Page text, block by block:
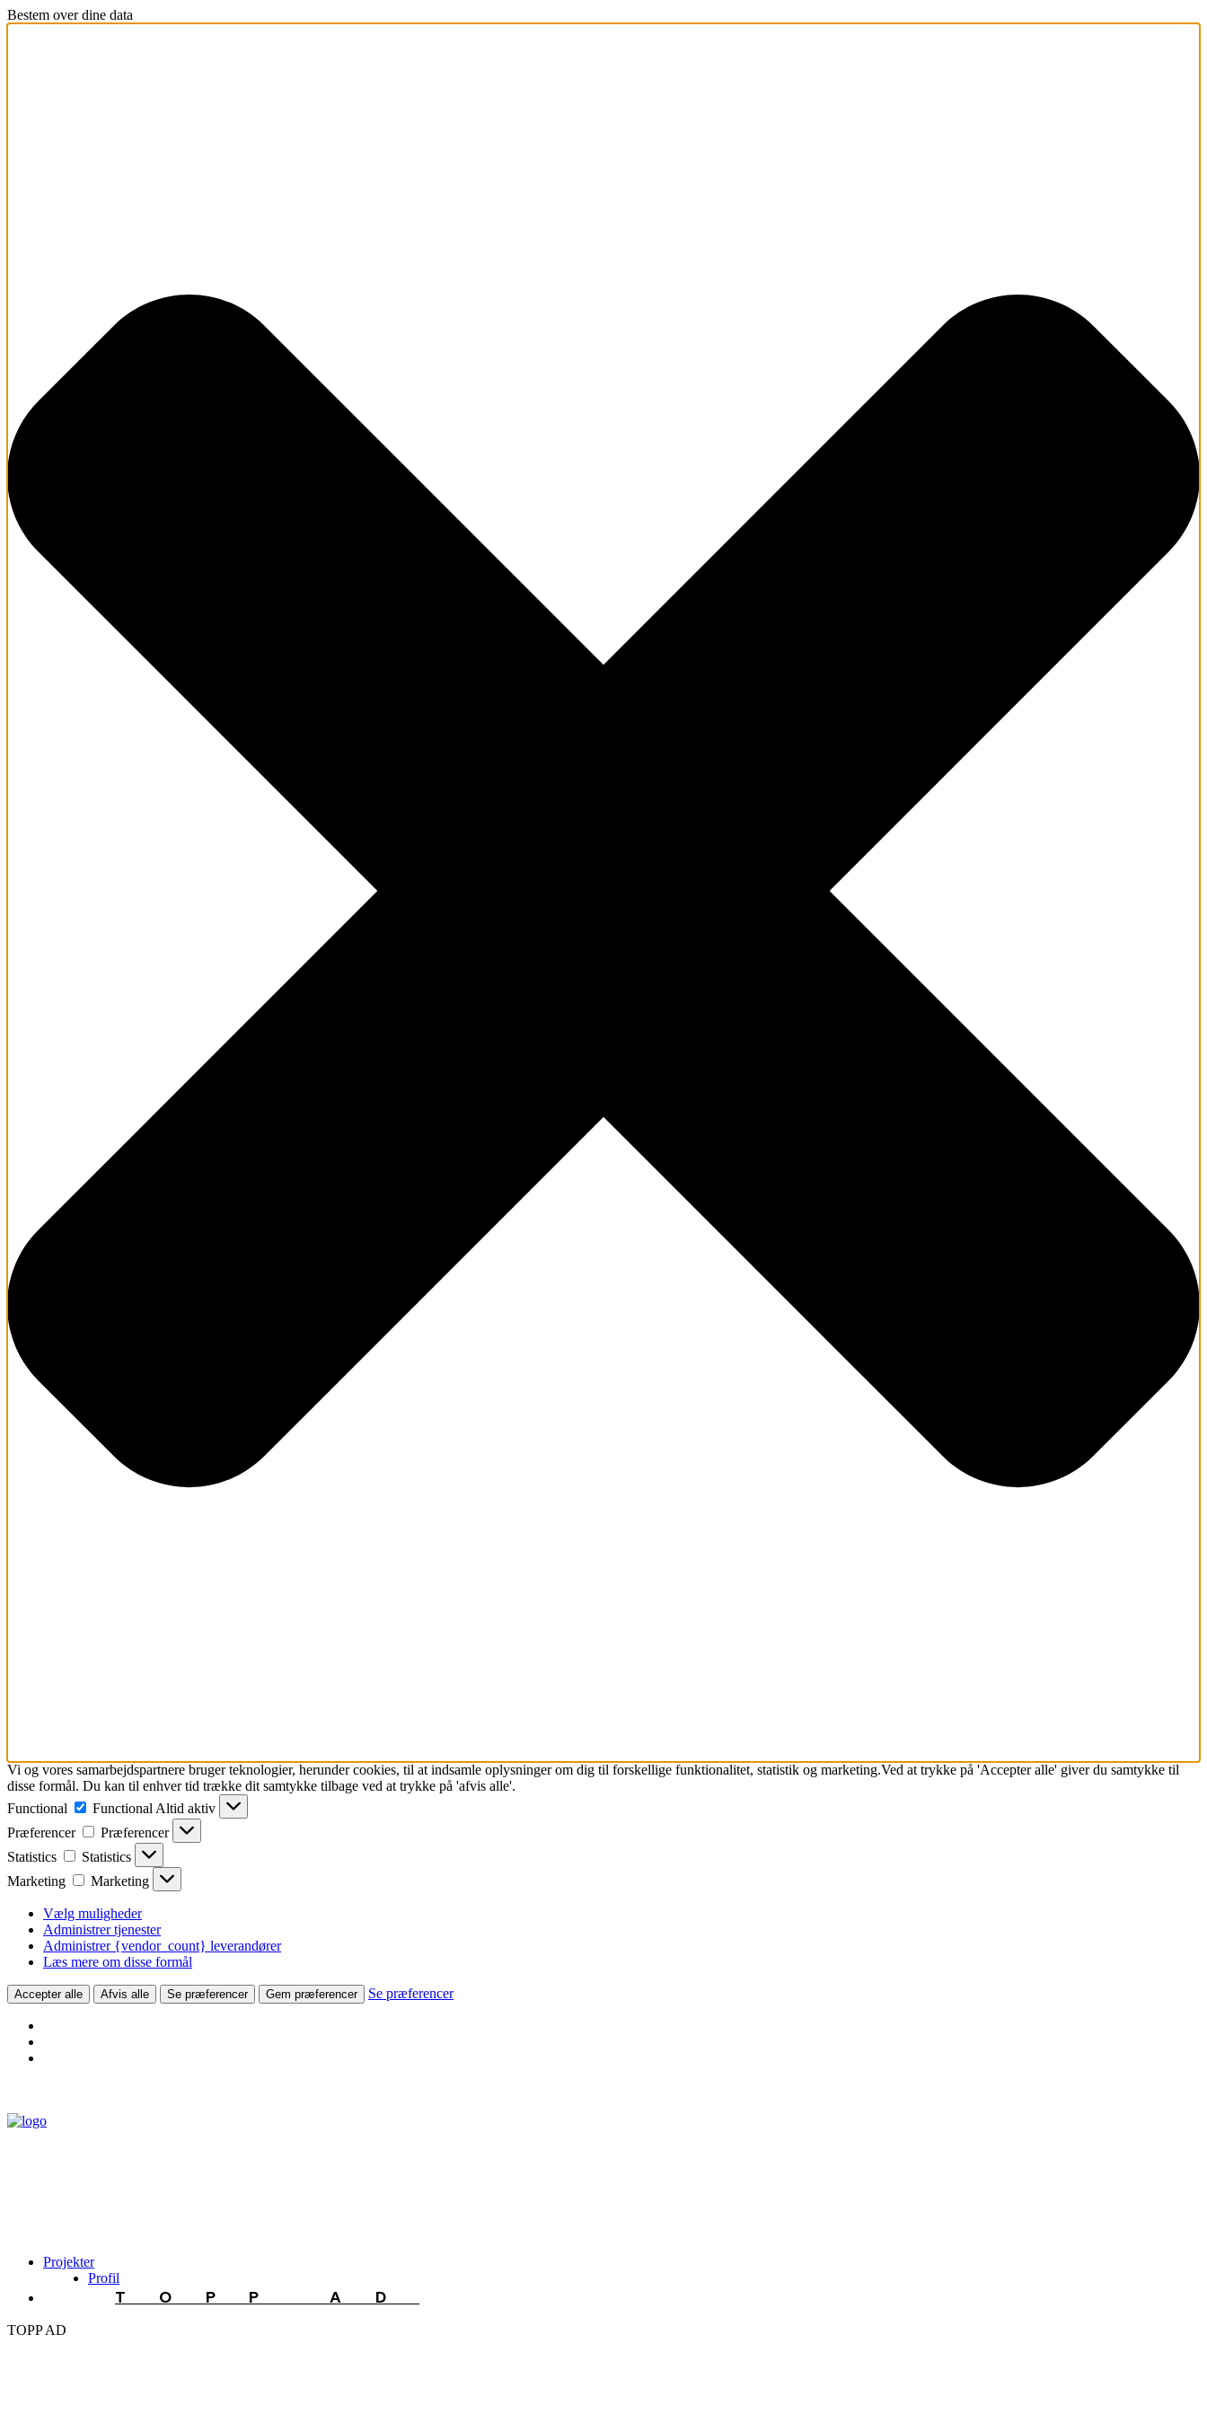
Bestem over dine data
Vi og vores samarbejdspartnere bruger teknologier, herunder cookies, til at indsamle oplysninger om dig til forskellige funktionalitet, statistik og marketing.Ved at trykke på 'Accepter alle' giver du samtykke til
disse formål. Du kan til enhver tid trække dit samtykke tilbage ved at trykke på 'afvis alle'.
Functional
Functional Altid aktiv
Præferencer
Præferencer
Statistics
Statistics
Marketing
Marketing
Vælg muligheder
Administrer tjenester
Administrer {vendor_count} leverandører
Læs mere om disse formål
Accepter alle Afvis alle Se præferencer Gem præferencer Se præferencer
Projekter
Profil
TOPP AD
TOPP AD